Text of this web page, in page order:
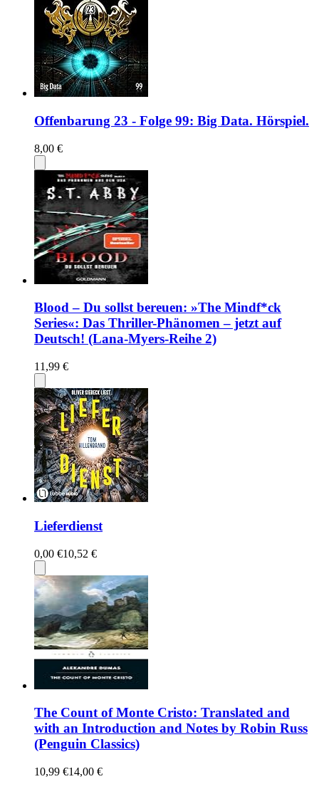
Offenbarung 23 - Folge 99: Big Data. Hörspiel.
8,00 €
Blood – Du sollst bereuen: »The Mindf*ck
Series«: Das Thriller-Phänomen – jetzt auf
Deutsch! (Lana-Myers-Reihe 2)
11,99 €
Lieferdienst
0,00 €10,52 €
The Count of Monte Cristo: Translated and
with an Introduction and Notes by Robin Russ
(Penguin Classics)
10,99 €14,00 €